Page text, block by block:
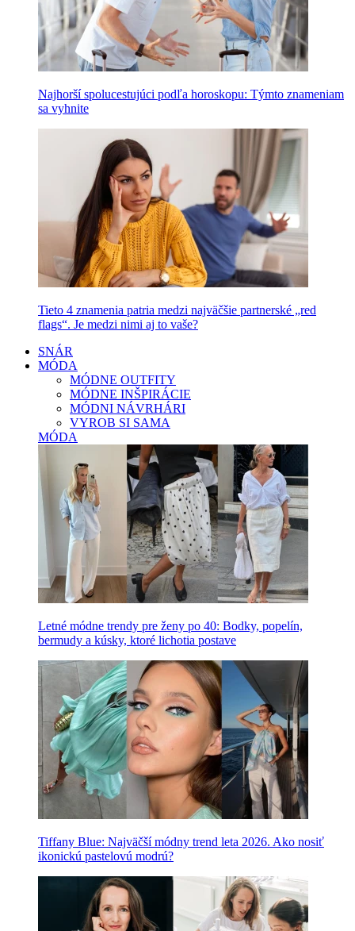
Najhorší spolucestujúci podľa horoskopu: Týmto znameniam
sa vyhnite
Tieto 4 znamenia patria medzi najväčšie partnerské „red
flags“. Je medzi nimi aj to vaše?
SNÁR
MÓDA
MÓDNE OUTFITY
MÓDNE INŠPIRÁCIE
MÓDNI NÁVRHÁRI
VYROB SI SAMA
MÓDA
Letné módne trendy pre ženy po 40: Bodky, popelín,
bermudy a kúsky, ktoré lichotia postave
Tiffany Blue: Najväčší módny trend leta 2026. Ako nosiť
ikonickú pastelovú modrú?